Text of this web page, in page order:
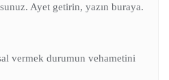
Ayet getirin, yazın buraya.
vermek durumun vehametini